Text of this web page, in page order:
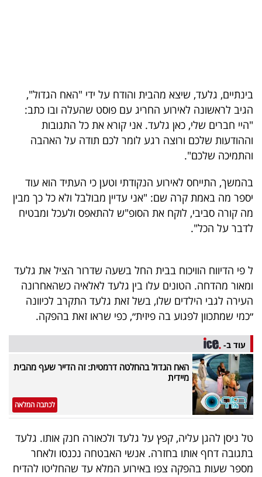
5
המילון
הכלכלי
פודקאסט
40
UNDER
40
שיתופי
פעולה
דרושים
ניוזלטרים
מייל
אדום
בינתיים, גלעד, שיצא מהבית והודח על ידי "האח הגדול",
הגיב לראשונה לאירוע החריג עם פוסט שהעלה ובו כתב:
"היי חברים שלי, כאן גלעד. אני קורא את כל התגובות
וההודעות שלכם ורוצה רגע לומר לכם תודה על האהבה
והתמיכה שלכם".
בהמשך, התייחס לאירוע הנקודתי וטען כי העתיד הוא עוד
יספר מה באמת קרה שם: "אני עדיין מבולבל ולא כל כך מבין
מה קורה סביבי, לוקח את הסופ"ש להתאפס ולעכל ומבטיח
לדבר על הכל".
ל פי הדיווח הוויכוח בבית החל בשעה שדרור הציל את גלעד
ומאור מהדחה. הטונים עלו בין גלעד לאלאיה כשהאחרונה
העירה לגבי הילדים שלו, בשל זאת גלעד התקרב לכיוונה
״כמי שמתכוון לפגוע בה פיזית״, כפי שראו זאת בהפקה.
עוד ב-
האח הגדול בהחלטה דרמטית: זה הדייר שעף מהבית
מיידית
לכתבה המלאה
טל ניסן להגן עליה, קפץ על גלעד ולכאורה חנק אותו. גלעד
בתגובה דחף אותו בחזרה. אנשי האבטחה נכנסו ולאחר
מספר שעות בהפקה צפו באירוע המלא עד שהחליטו להדיח